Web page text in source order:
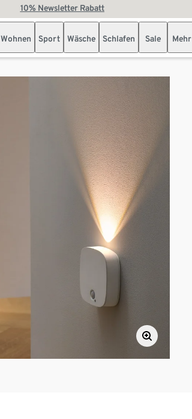
10% Newsletter Rabatt
Wohnen Sport Wäsche Schlafen Sale Mehr